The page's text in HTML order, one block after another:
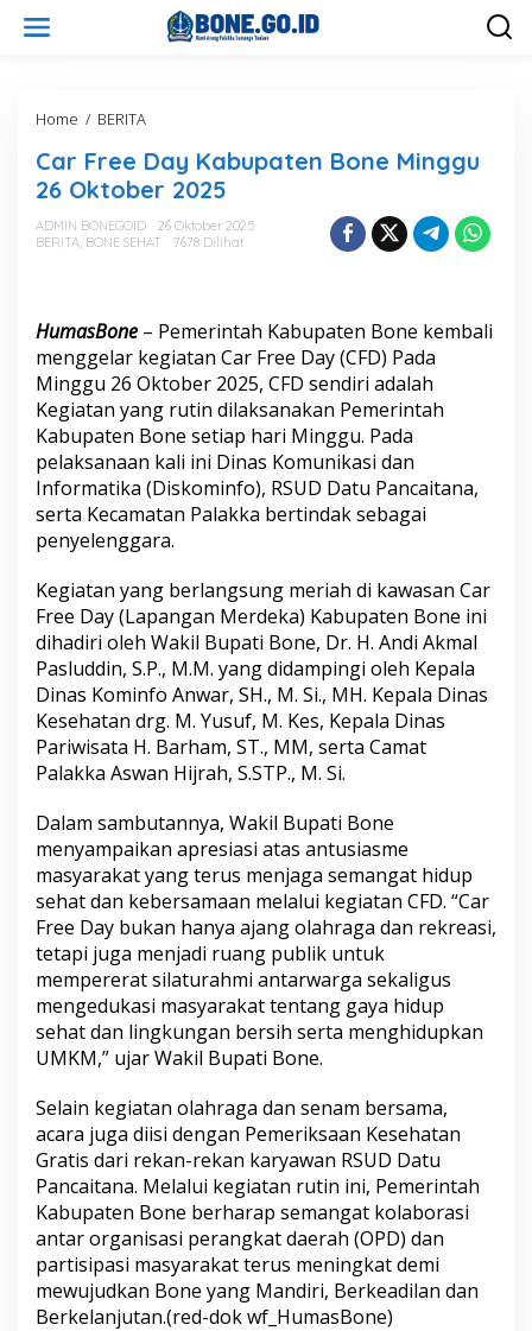
Home / BERITA
r
F
r
e
K
a
b
u
p
a
t
e
n
B
o
e
M
i
n
g
g
u
6
O
t
o
b
e
r
2
0
2
5
Car Free Day Kabupaten Bone Minggu
26 Oktober 2025
ADMIN BONEGOID
26 Oktober 2025
BERITA, BONE SEHAT 7678 Dilihat
HumasBone – Pemerintah Kabupaten Bone kembali
menggelar kegiatan Car Free Day (CFD) Pada
Minggu 26 Oktober 2025, CFD sendiri adalah
Kegiatan yang rutin dilaksanakan Pemerintah
Kabupaten Bone setiap hari Minggu. Pada
pelaksanaan kali ini Dinas Komunikasi dan
Informatika (Diskominfo), RSUD Datu Pancaitana,
serta Kecamatan Palakka bertindak sebagai
penyelenggara.
Kegiatan yang berlangsung meriah di kawasan Car
Free Day (Lapangan Merdeka) Kabupaten Bone ini
dihadiri oleh Wakil Bupati Bone, Dr. H. Andi Akmal
Pasluddin, S.P., M.M. yang didampingi oleh Kepala
Dinas Kominfo Anwar, SH., M. Si., MH. Kepala Dinas
Kesehatan drg. M. Yusuf, M. Kes, Kepala Dinas
Pariwisata H. Barham, ST., MM, serta Camat
Palakka Aswan Hijrah, S.STP., M. Si.
Dalam sambutannya, Wakil Bupati Bone
menyampaikan apresiasi atas antusiasme
masyarakat yang terus menjaga semangat hidup
sehat dan kebersamaan melalui kegiatan CFD. “Car
Free Day bukan hanya ajang olahraga dan rekreasi,
tetapi juga menjadi ruang publik untuk
mempererat silaturahmi antarwarga sekaligus
mengedukasi masyarakat tentang gaya hidup
sehat dan lingkungan bersih serta menghidupkan
UMKM,” ujar Wakil Bupati Bone.
Selain kegiatan olahraga dan senam bersama,
acara juga diisi dengan Pemeriksaan Kesehatan
Gratis dari rekan-rekan karyawan RSUD Datu
Pancaitana. Melalui kegiatan rutin ini, Pemerintah
Kabupaten Bone berharap semangat kolaborasi
antar organisasi perangkat daerah (OPD) dan
partisipasi masyarakat terus meningkat demi
mewujudkan Bone yang Mandiri, Berkeadilan dan
Berkelanjutan.(red-dok wf_HumasBone)